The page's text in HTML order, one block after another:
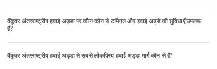
वैंकूवर अंतरराष्ट्रीय हवाई अड्डा पर कौन-कौन से टर्मिनल और हवाई अड्डे की सुविधाएँ उपलब्ध
हैं?
वैंकूवर अंतरराष्ट्रीय हवाई अड्डा से सबसे लोकप्रिय हवाई अड्डा मार्ग कौन से हैं?